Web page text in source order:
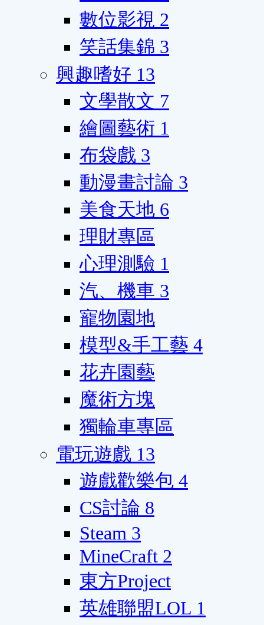
數位影視 2
笑話集錦 3
興趣嗜好 13
文學散文 7
繪圖藝術 1
布袋戲 3
動漫畫討論 3
美食天地 6
理財專區
心理測驗 1
汽、機車 3
寵物園地
模型&手工藝 4
花卉園藝
魔術方塊
獨輪車專區
電玩遊戲 13
遊戲歡樂包 4
CS討論 8
Steam 3
MineCraft 2
東方Project
英雄聯盟LOL 1